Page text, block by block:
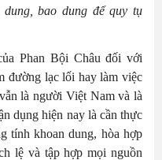
bao dung để quy tụ
Phan Bội Châu đối với
đường lạc lối hay làm việc
là người Việt Nam và là
dụng hiện nay là cần thực
tính khoan dung, hòa hợp
lệ và tập hợp mọi nguồn